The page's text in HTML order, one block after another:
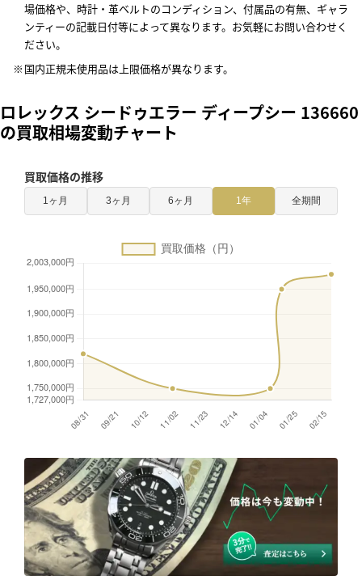
場価格や、時計・革ベルトのコンディション、付属品の有無、ギャラ
ンティーの記載日付等によって異なります。お気軽にお問い合わせく
ださい。
国内正規未使用品は上限価格が異なります。
ロレックス シードゥエラー ディープシー 136660
の買取相場変動チャート
買取価格の推移
1ヶ月 3ヶ月 6ヶ月 1年 全期間